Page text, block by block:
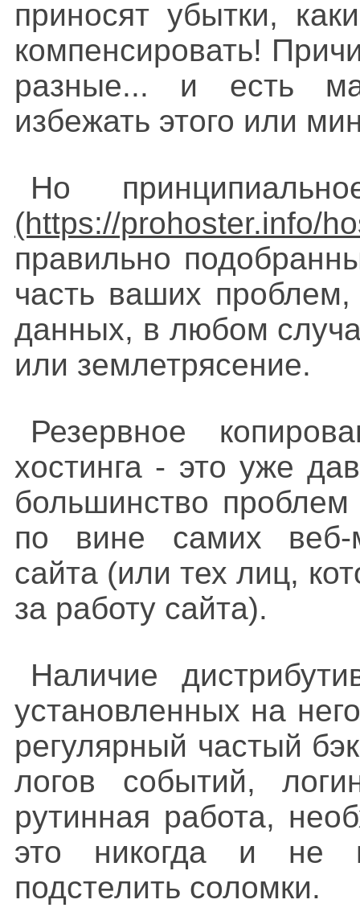
приносят убытки,
компенсировать!
разные... и есть
избежать этого или
Но
правильно
часть ваших проблем,
данных, в любом
или землетрясение.
Резервное
хостинга - это уже
большинство проблем
по вине самих веб-
сайта (или тех лиц,
за работу сайта).
Наличие
установленных на
регулярный частый
логов событий,
рутинная работа,
это никогда и не
подстелить соломки.